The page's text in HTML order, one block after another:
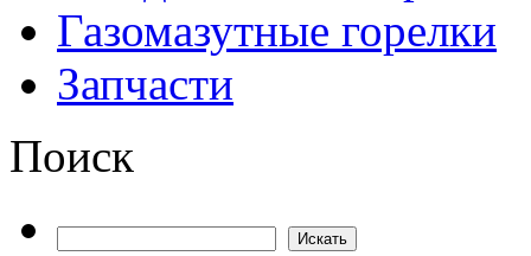
Газомазутные горелки
Запчасти
Поиск